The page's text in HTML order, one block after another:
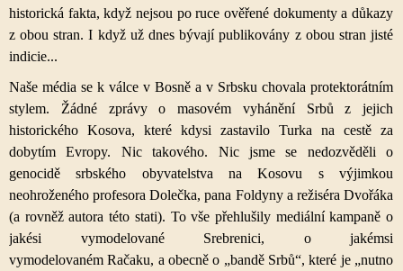
historická fakta, když nejsou po ruce ověřené dokumenty a důkazy
z obou stran. I když už dnes bývají publikovány z obou stran jisté
indicie...
Naše média se k válce v Bosně a v Srbsku chovala protektorátním
stylem. Žádné zprávy o masovém vyhánění Srbů z jejich
historického Kosova, které kdysi zastavilo Turka na cestě za
dobytím Evropy. Nic takového. Nic jsme se nedozvěděli o
genocidě srbského obyvatelstva na Kosovu s výjimkou
neohroženého profesora Dolečka, pana Foldyny a režiséra Dvořáka
(a rovněž autora této stati). To vše přehlušily mediální kampaně o
jakési vymodelované Srebrenici, o jakémsi
vymodelovaném Račaku, a obecně o „bandě Srbů“, které je „nutno